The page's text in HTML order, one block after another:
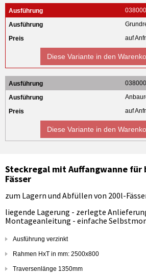
auf
Diese Variante in den
auf
Diese Variante in den
Steckregal mit Auffangwanne für
Fässer
zum Lagern und Abfüllen von 200l-
liegende Lagerung - zerlegte
Montageanleitung - einfache
Ausführung verzinkt
Rahmen HxT in mm: 2500x800
Traversenlänge 1350mm